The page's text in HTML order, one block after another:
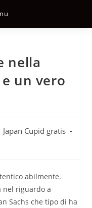
nella
un vero
Japan Cupid gratis
abilmente.
nel riguardo a
Sachs che tipo di ha